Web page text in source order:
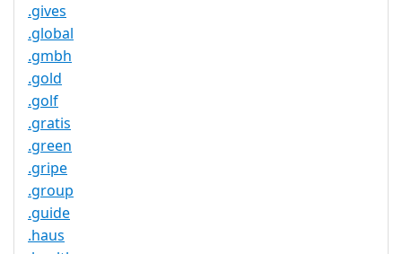
.gives
.global
.gmbh
.gold
.golf
.gratis
.green
.gripe
.group
.guide
.haus